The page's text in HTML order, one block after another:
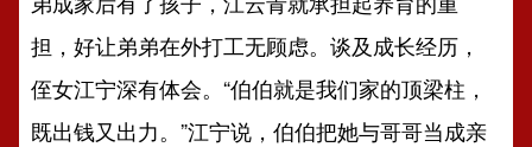
担，好让弟弟在外打工无顾虑。谈及成长经历，
侄女江宁深有体会。“伯伯就是我们家的顶梁柱，
既出钱又出力。”江宁说，伯伯把她与哥哥当成亲